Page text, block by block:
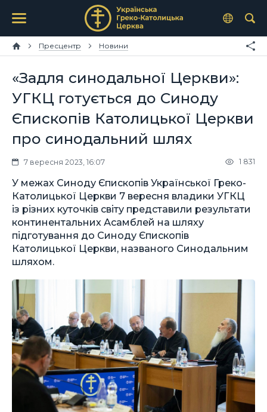
Пресцентр Новини
«Задля синодальної Церкви»:
УГКЦ готується до Синоду
Єпископів Католицької Церкви
про синодальний шлях
7 вересня 2023, 16:07 1 831
У межах Синоду Єпископів Української Греко-
Католицької Церкви 7 вересня владики УГКЦ
із різних куточків світу представили результати
континентальних Асамблей на шляху
підготування до Синоду Єпископів
Католицької Церкви, названого Синодальним
шляхом.